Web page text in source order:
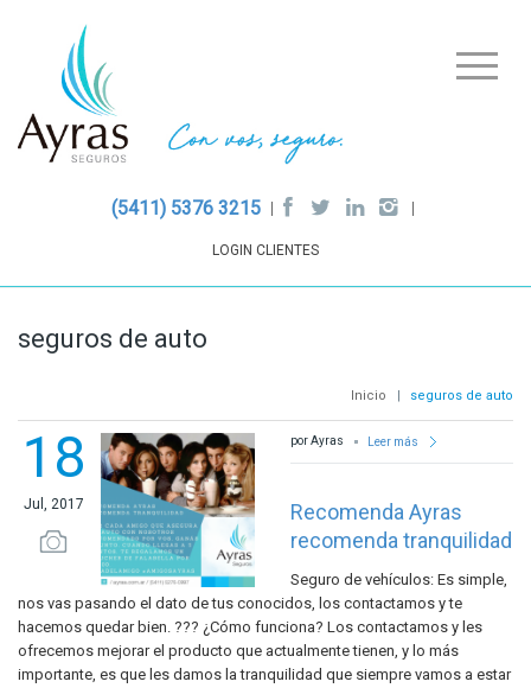
(5411) 5376 3215
LOGIN CLIENTES
seguros de auto
Inicio | seguros de auto
18
Jul, 2017
por Ayras Leer más
Recomenda Ayras
recomenda tranquilidad
Seguro de vehículos: Es simple,
nos vas pasando el dato de tus conocidos, los contactamos y te
hacemos quedar bien. ??? ¿Cómo funciona? Los contactamos y les
ofrecemos mejorar el producto que actualmente tienen, y lo más
importante, es que les damos la tranquilidad que siempre vamos a estar